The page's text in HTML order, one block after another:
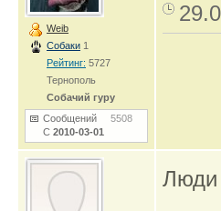
Weib
Собаки 1
Рейтинг: 5727
Тернополь
Собачий гуру
Сообщений 5508
С 2010-03-01
Люди